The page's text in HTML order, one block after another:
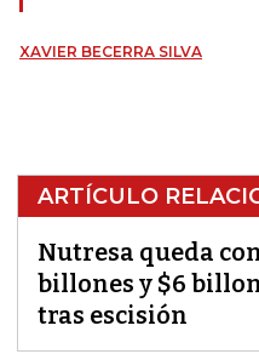
XAVIER BECERRA SILVA
ARTÍCULO
Nutresa queda
billones y $6
tras escisión